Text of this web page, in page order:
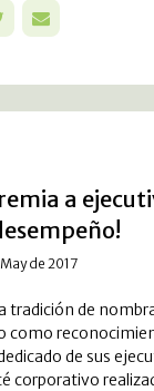
a
de 2017
tradición de
como
de sus
corporativo